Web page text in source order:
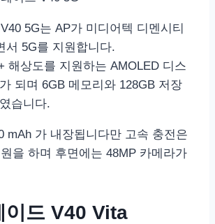
5G는 AP가 미디어텍 디멘시티
서 5G를 지원합니다.
해상도를 지원하는 AMOLED 디스
되며 6GB 메모리와 128GB 저장
습니다.
mAh 가 내장됩니다만 고속 충전은
을 하며 후면에는 48MP 카메라가
이드 V40 Vita